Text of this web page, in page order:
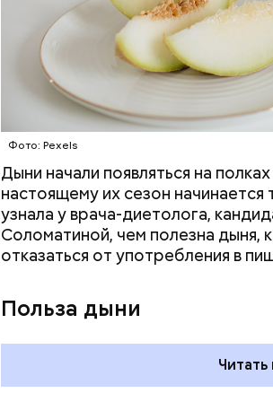
Фото: Pexels
Дыни начали появляться на
настоящему их сезон
узнала у врача-диетолога,
Соломатиной, чем полезна дыня,
отказаться от употребления в
Польза дыни
— Если человек уже болеет
рекомендуется. При артрите,
раздраженного кишечника, язвах
исключить из рациона, —
повышению кислотности желудка